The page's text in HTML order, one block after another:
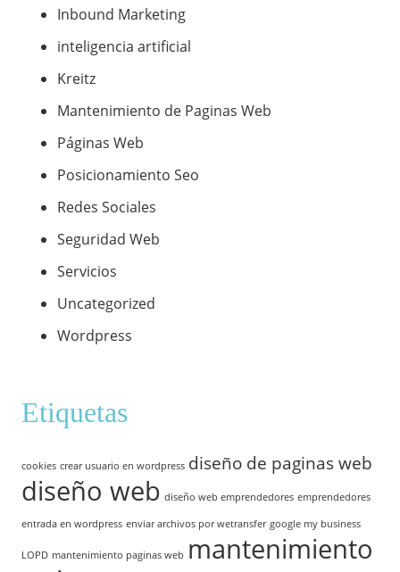
Inbound Marketing
inteligencia artificial
Kreitz
Mantenimiento de Paginas Web
Páginas Web
Posicionamiento Seo
Redes Sociales
Seguridad Web
Servicios
Uncategorized
Wordpress
Etiquetas
cookies crear usuario en wordpress diseño de paginas web
diseño web diseño web emprendedores emprendedores
entrada en wordpress enviar archivos por wetransfer google my business
LOPD mantenimiento paginas web mantenimiento